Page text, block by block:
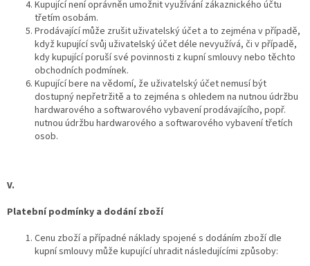
Kupující není oprávněn umožnit využívání zákaznického účtu
třetím osobám.
Prodávající může zrušit uživatelský účet a to zejména v případě,
když kupující svůj uživatelský účet déle nevyužívá, či v případě,
kdy kupující poruší své povinnosti z kupní smlouvy nebo těchto
obchodních podmínek.
Kupující bere na vědomí, že uživatelský účet nemusí být
dostupný nepřetržitě a to zejména s ohledem na nutnou údržbu
hardwarového a softwarového vybavení prodávajícího, popř.
nutnou údržbu hardwarového a softwarového vybavení třetích
osob.
V.
Platební podmínky a dodání zboží
Cenu zboží a případné náklady spojené s dodáním zboží dle
kupní smlouvy může kupující uhradit následujícími způsoby: